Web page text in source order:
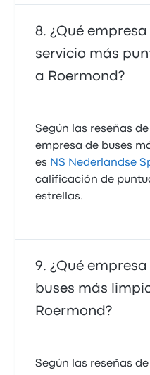
¿Qué empresa
servicio más
a Roermond?
Según las reseñas
empresa de buses
es NS Nederlandse
calificación de
estrellas.
¿Qué
buses más
Roermond?
Según las reseñas